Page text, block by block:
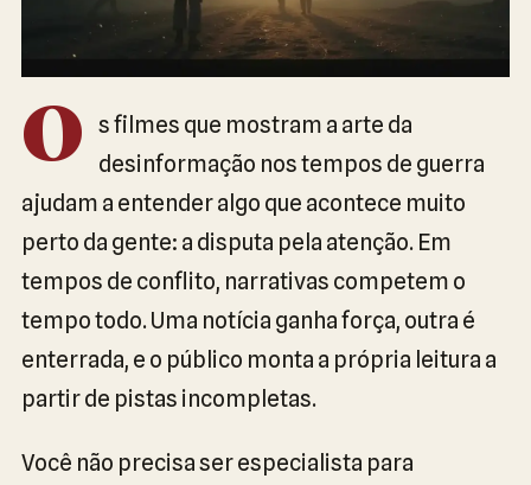
O
s filmes que mostram a arte da
desinformação nos tempos de guerra
ajudam a entender algo que acontece muito
perto da gente: a disputa pela atenção. Em
tempos de conflito, narrativas competem o
tempo todo. Uma notícia ganha força, outra é
enterrada, e o público monta a própria leitura a
partir de pistas incompletas.
Você não precisa ser especialista para